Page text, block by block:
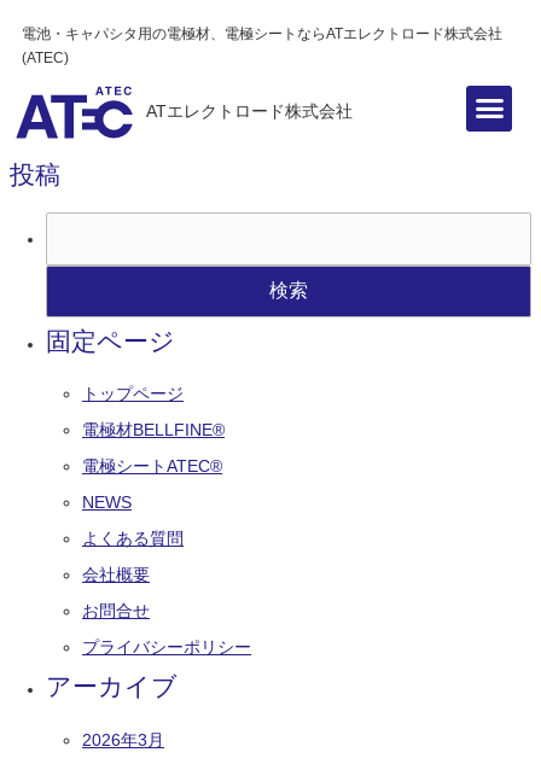
電池・キャパシタ用の電極材、電極シートならATエレクトロード株式会社
(ATEC)
ATエレクトロード株式会社
投稿
固定ページ
トップページ
電極材BELLFINE®
電極シートATEC®
NEWS
よくある質問
会社概要
お問合せ
プライバシーポリシー
アーカイブ
2026年3月